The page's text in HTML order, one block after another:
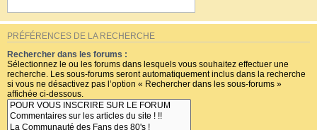
PRÉFÉRENCES DE LA RECHERCHE
Rechercher dans les forums :
Sélectionnez le ou les forums dans lesquels vous souhaitez effectuer une
recherche. Les sous-forums seront automatiquement inclus dans la recherche
si vous ne désactivez pas l’option « Rechercher dans les sous-forums »
affichée ci-dessous.